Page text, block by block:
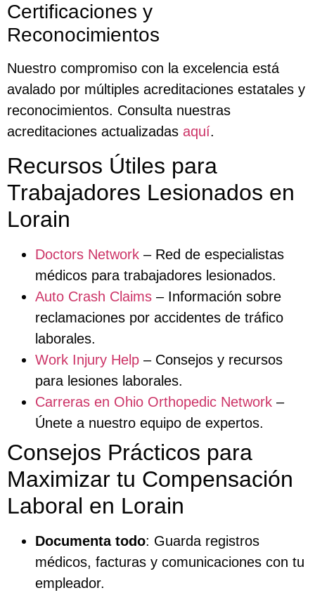
Certificaciones y
Reconocimientos
Nuestro compromiso con la excelencia está
avalado por múltiples acreditaciones estatales y
reconocimientos. Consulta nuestras
acreditaciones actualizadas aquí.
Recursos Útiles para
Trabajadores Lesionados en
Lorain
Doctors Network – Red de especialistas
médicos para trabajadores lesionados.
Auto Crash Claims – Información sobre
reclamaciones por accidentes de tráfico
laborales.
Work Injury Help – Consejos y recursos
para lesiones laborales.
Carreras en Ohio Orthopedic Network –
Únete a nuestro equipo de expertos.
Consejos Prácticos para
Maximizar tu Compensación
Laboral en Lorain
Documenta todo: Guarda registros
médicos, facturas y comunicaciones con tu
empleador.